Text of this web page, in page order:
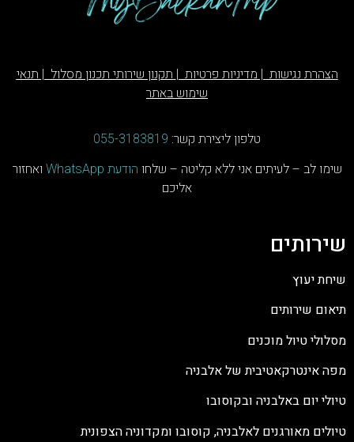
הצהרת נגישות | מדיניות פרטיות | תקנון שירותי תכנון מסלול | תנאי
שימוש באתר
טלפון ליצירת קשר: 055-3183819
שימו לב – לעיתים אני ללא קליטה – שלחו הודעת WhatsApp ואחזור
אליכם
שירותים
שיחת יעוץ
תיאום שירותים
מסלולי טיול מוכנים
מפה אינטרקאטיבית של אלבניה
טיולי יום באלבניה ובקוסובו
טיולים מאורגנים לאלבניה, קוסובו ומקדוניה הצפונית